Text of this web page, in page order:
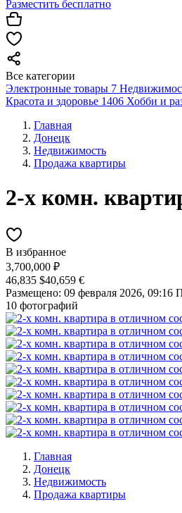
Разместить бесплатно
Все категории
Электронные товары 7
Красота и здоровье 1406 Хобби и
Главная
Донецк
Недвижимость
Продажа квартиры
2-х комн.
В избранное
3,700,000 ₽
46,835 $40,659 €
Размещено: 09 февраля 2026, 09:16
10 фотографий
Главная
Донецк
Недвижимость
Продажа квартиры